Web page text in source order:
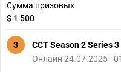
Сумма призовых
$ 1 500
3
CCT Season 2 Series 3
Онлайн 24.07.2025 -